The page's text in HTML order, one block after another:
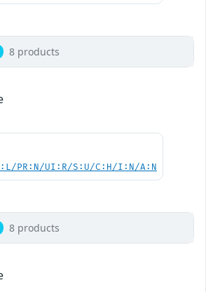
8 products
PR:N/UI:R/S:U/C:H/I:N/A:N
8 products